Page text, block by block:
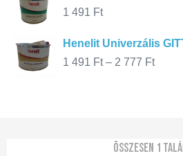
1 491 Ft
Henelit Univerzális
1 491 Ft – 2 777 Ft
Összesen 1